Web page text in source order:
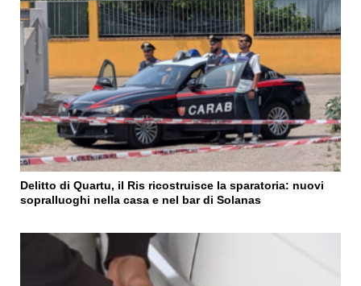
Delitto di Quartu, il Ris ricostruisce la sparatoria: nuovi
sopralluoghi nella casa e nel bar di Solanas